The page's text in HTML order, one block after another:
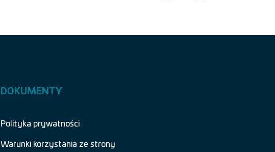
DOKUMENTY
Polityka prywatności
Warunki korzystania ze strony